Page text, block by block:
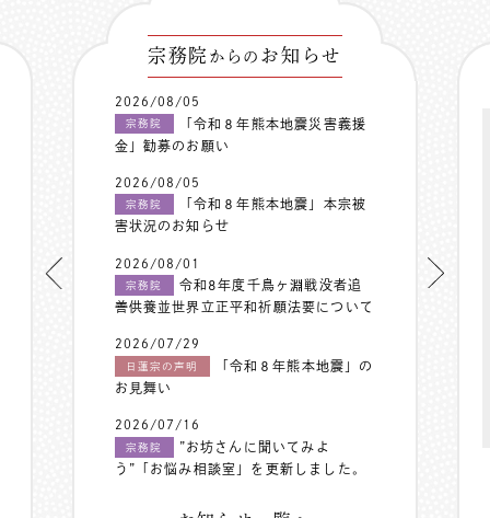
宗務院 からの お知らせ
2026/08/05
宗務院
「令和８年熊本地震災害義援
金」勧募のお願い
2026/08/05
宗務院
「令和８年熊本地震」本宗被
害状況のお知らせ
2026/08/01
宗務院
令和8年度千鳥ヶ淵戦没者追
善供養並世界立正平和祈願法要について
2026/07/29
日蓮宗の声明
「令和８年熊本地震」の
お見舞い
2026/07/16
宗務院
”お坊さんに聞いてみよ
う”「お悩み相談室」を更新しました。